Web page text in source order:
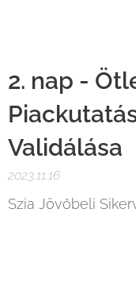
2. nap -
Validálása
2023.11.16
Szia Jövőbeli